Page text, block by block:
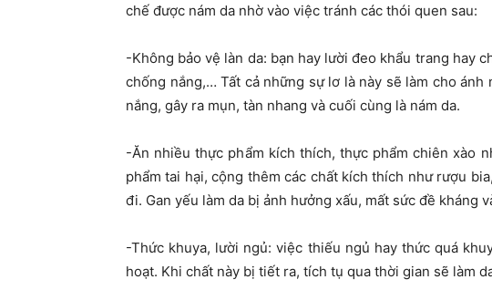
chế được nám da nhờ vào việc tránh các thói quen sau:
-Không bảo vệ làn da: bạn hay lười đeo khẩu trang hay
chống nắng,… Tất cả những sự lơ là này sẽ làm cho ánh
nắng, gây ra mụn, tàn nhang và cuối cùng là nám da.
-Ăn nhiều thực phẩm kích thích, thực phẩm chiên xào
phẩm tai hại, cộng thêm các chất kích thích như rượu
đi. Gan yếu làm da bị ảnh hưởng xấu, mất sức đề kháng
-Thức khuya, lười ngủ: việc thiếu ngủ hay thức quá
hoạt. Khi chất này bị tiết ra, tích tụ qua thời gian sẽ làm